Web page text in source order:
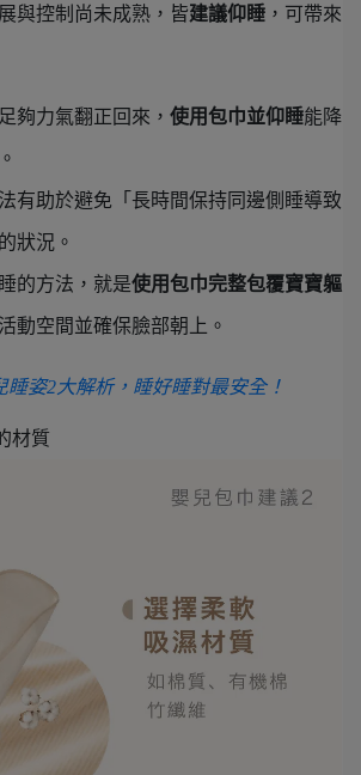
與控制尚未成熟，皆建議仰睡 ，可帶來
夠力氣翻正回來， 使用包巾並仰睡能降
有助於避免「長時間保持同邊側睡導致
狀況。
的方法，就是使用包巾完整包覆寶寶軀
動空間並確保臉部朝上。
睡姿2大解析，睡好睡對最安全！
材質